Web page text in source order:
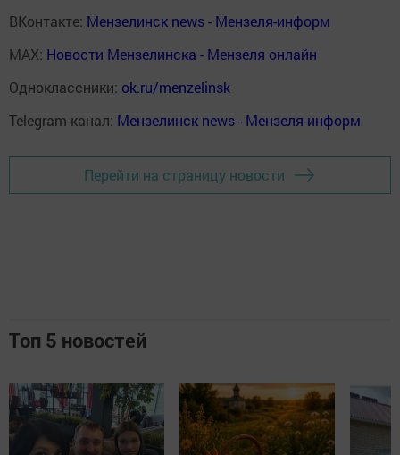
ВКонтакте: Мензелинск news - Мензеля-информ
MAX: Новости Мензелинска - Мензеля онлайн
Одноклассники: ok.ru/menzelinsk
Telegram-канал: Мензелинск news - Мензеля-информ
Перейти на страницу новости
Топ 5 новостей